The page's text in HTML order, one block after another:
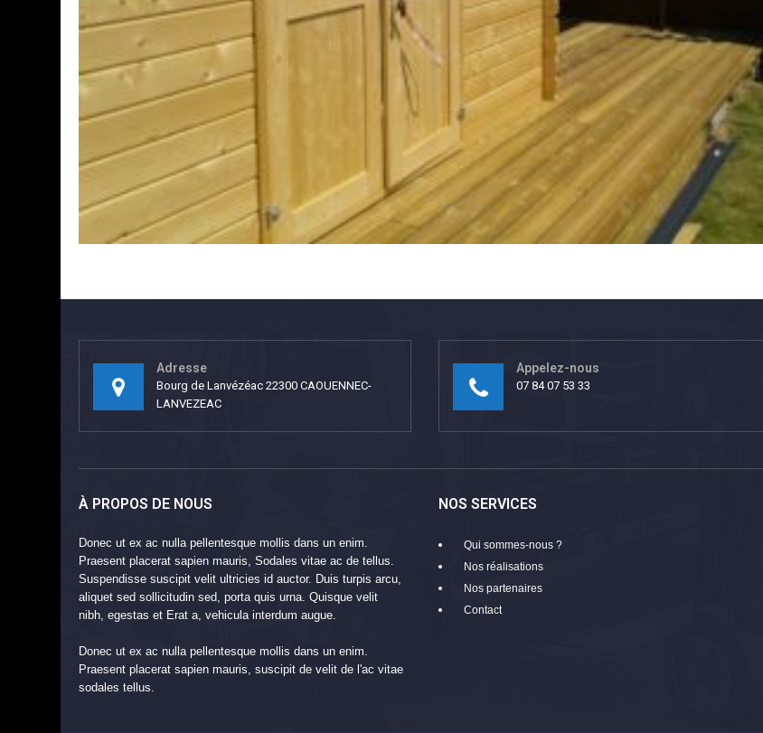
Adresse
Bourg de Lanvézéac 22300 CAOUENNEC-
LANVEZEAC
Appelez-nous
07 84 07 53 33
À PROPOS DE NOUS
Donec ut ex ac nulla pellentesque mollis dans un enim.
Praesent placerat sapien mauris, Sodales vitae ac de tellus.
Suspendisse suscipit velit ultricies id auctor. Duis turpis arcu,
aliquet sed sollicitudin sed, porta quis urna. Quisque velit
nibh, egestas et Erat a, vehicula interdum augue.
Donec ut ex ac nulla pellentesque mollis dans un enim.
Praesent placerat sapien mauris, suscipit de velit de l'ac vitae
sodales tellus.
NOS SERVICES
Qui sommes-nous ?
Nos réalisations
Nos partenaires
Contact